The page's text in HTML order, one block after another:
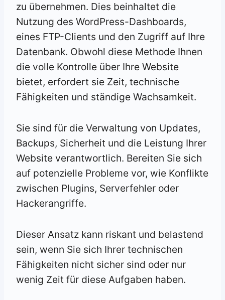
zu übernehmen. Dies beinhaltet die
Nutzung des WordPress-Dashboards,
eines FTP-Clients und den Zugriff auf Ihre
Datenbank. Obwohl diese Methode Ihnen
die volle Kontrolle über Ihre Website
bietet, erfordert sie Zeit, technische
Fähigkeiten und ständige Wachsamkeit.
Sie sind für die Verwaltung von Updates,
Backups, Sicherheit und die Leistung Ihrer
Website verantwortlich. Bereiten Sie sich
auf potenzielle Probleme vor, wie Konflikte
zwischen Plugins, Serverfehler oder
Hackerangriffe.
Dieser Ansatz kann riskant und belastend
sein, wenn Sie sich Ihrer technischen
Fähigkeiten nicht sicher sind oder nur
wenig Zeit für diese Aufgaben haben.